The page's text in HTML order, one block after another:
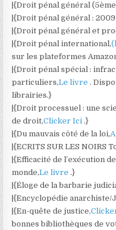
|{Droit pénal général
|{Droit pénal général :
|{Droit pénal général et
|{Droit pénal international,
sur les plateformes
|{Droit pénal spécial :
particuliers,Le livre.
librairies.}
|{Droit processuel : une
de droit,Clicker Ici.}
|{Du mauvais côté de la loi,
|{ECRITS SUR LES NOIRS
|{Efficacité de l’exécution
monde,Le livre.}
|{Éloge de la barbarie
|{Encyclopédie
|{En-quête de justice,
bonnes bibliothèques de